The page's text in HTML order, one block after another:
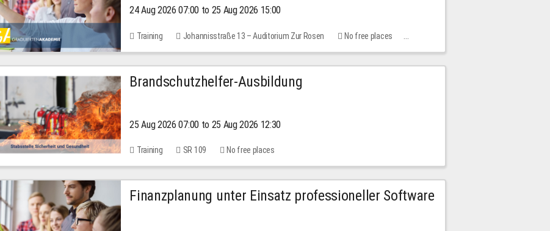
24 Aug 2026 07:00 to 25 Aug 2026 15:00
Training Johannisstraße 13 – Auditorium Zur Rosen
No free places
30.00 EUR
Brandschutzhelfer-Ausbildung
25 Aug 2026 07:00 to 25 Aug 2026 12:30
Training SR 109 No free places
Finanzplanung unter Einsatz professioneller Software